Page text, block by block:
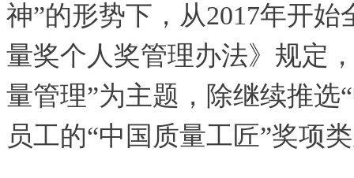
神”的形势下，从2017年开
量奖个人奖管理办法》规定
量管理”为主题，除继续推选
员工的“中国质量工匠”奖项